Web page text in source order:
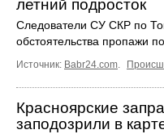
летний подросток
Следователи СУ СКР по
обстоятельства пропажи
Источник: Babr24.com.
Красноярские
заподозрили в